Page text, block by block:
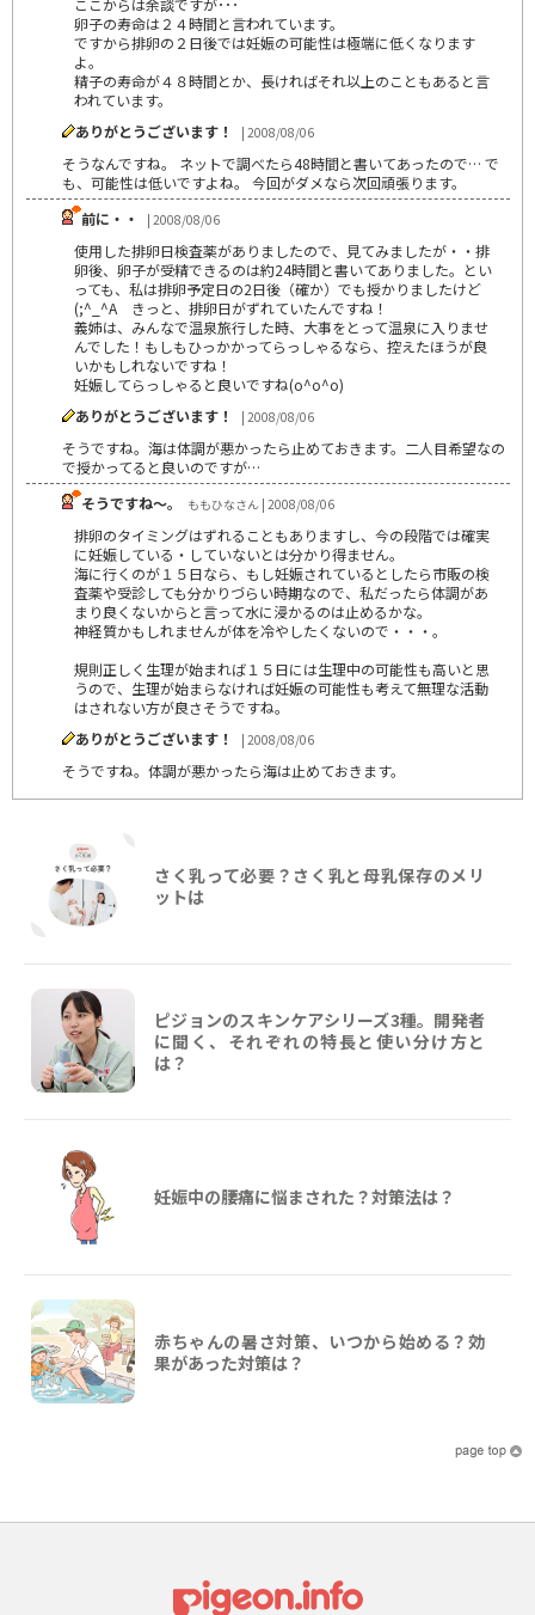
卵子の寿命は２４時間と言われています。
ですから排卵の２日後では妊娠の可能性は極端に低くなります
よ。
精子の寿命が４８時間とか、長ければそれ以上のこともあると言
われています。
ありがとうございます！
| 2008/08/06
そうなんですね。 ネットで調べたら48時間と書いてあったので… で
も、可能性は低いですよね。 今回がダメなら次回頑張ります。
前に・・
| 2008/08/06
使用した排卵日検査薬がありましたので、見てみましたが・・排
卵後、卵子が受精できるのは約24時間と書いてありました。とい
っても、私は排卵予定日の2日後（確か）でも授かりましたけど
(;^_^A きっと、排卵日がずれていたんですね！
義姉は、みんなで温泉旅行した時、大事をとって温泉に入りませ
んでした！もしもひっかかってらっしゃるなら、控えたほうが良
いかもしれないですね！
妊娠してらっしゃると良いですね(o^o^o)
ありがとうございます！
| 2008/08/06
そうですね。海は体調が悪かったら止めておきます。二人目希望なの
で授かってると良いのですが…
そうですね～。
ももひなさん | 2008/08/06
排卵のタイミングはずれることもありますし、今の段階では確実
に妊娠している・していないとは分かり得ません。
海に行くのが１５日なら、もし妊娠されているとしたら市販の検
査薬や受診しても分かりづらい時期なので、私だったら体調があ
まり良くないからと言って水に浸かるのは止めるかな。
神経質かもしれませんが体を冷やしたくないので・・・。
規則正しく生理が始まれば１５日には生理中の可能性も高いと思
うので、生理が始まらなければ妊娠の可能性も考えて無理な活動
はされない方が良さそうですね。
ありがとうございます！
| 2008/08/06
そうですね。体調が悪かったら海は止めておきます。
さく乳って必要？さく乳と母乳保存のメリ
ットは
ピジョンのスキンケアシリーズ3種。開発者
に聞く、それぞれの特長と使い分け方と
は？
妊娠中の腰痛に悩まされた？対策法は？
赤ちゃんの暑さ対策、いつから始める？効
果があった対策は？